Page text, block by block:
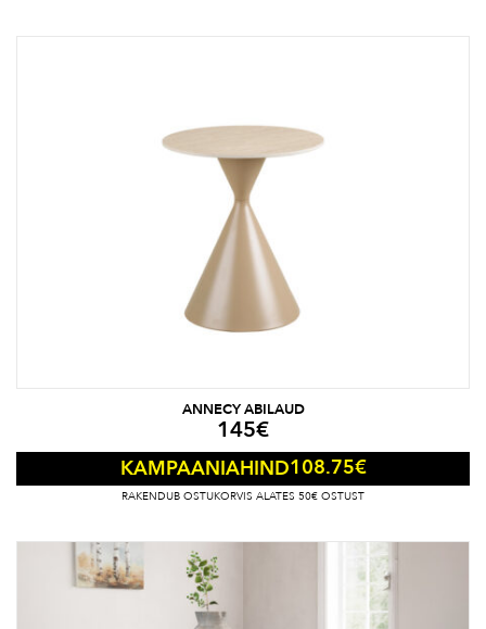
ANNECY ABILAUD
145€
KAMPAANIAHIND108.75€
RAKENDUB OSTUKORVIS ALATES 50€ OSTUST